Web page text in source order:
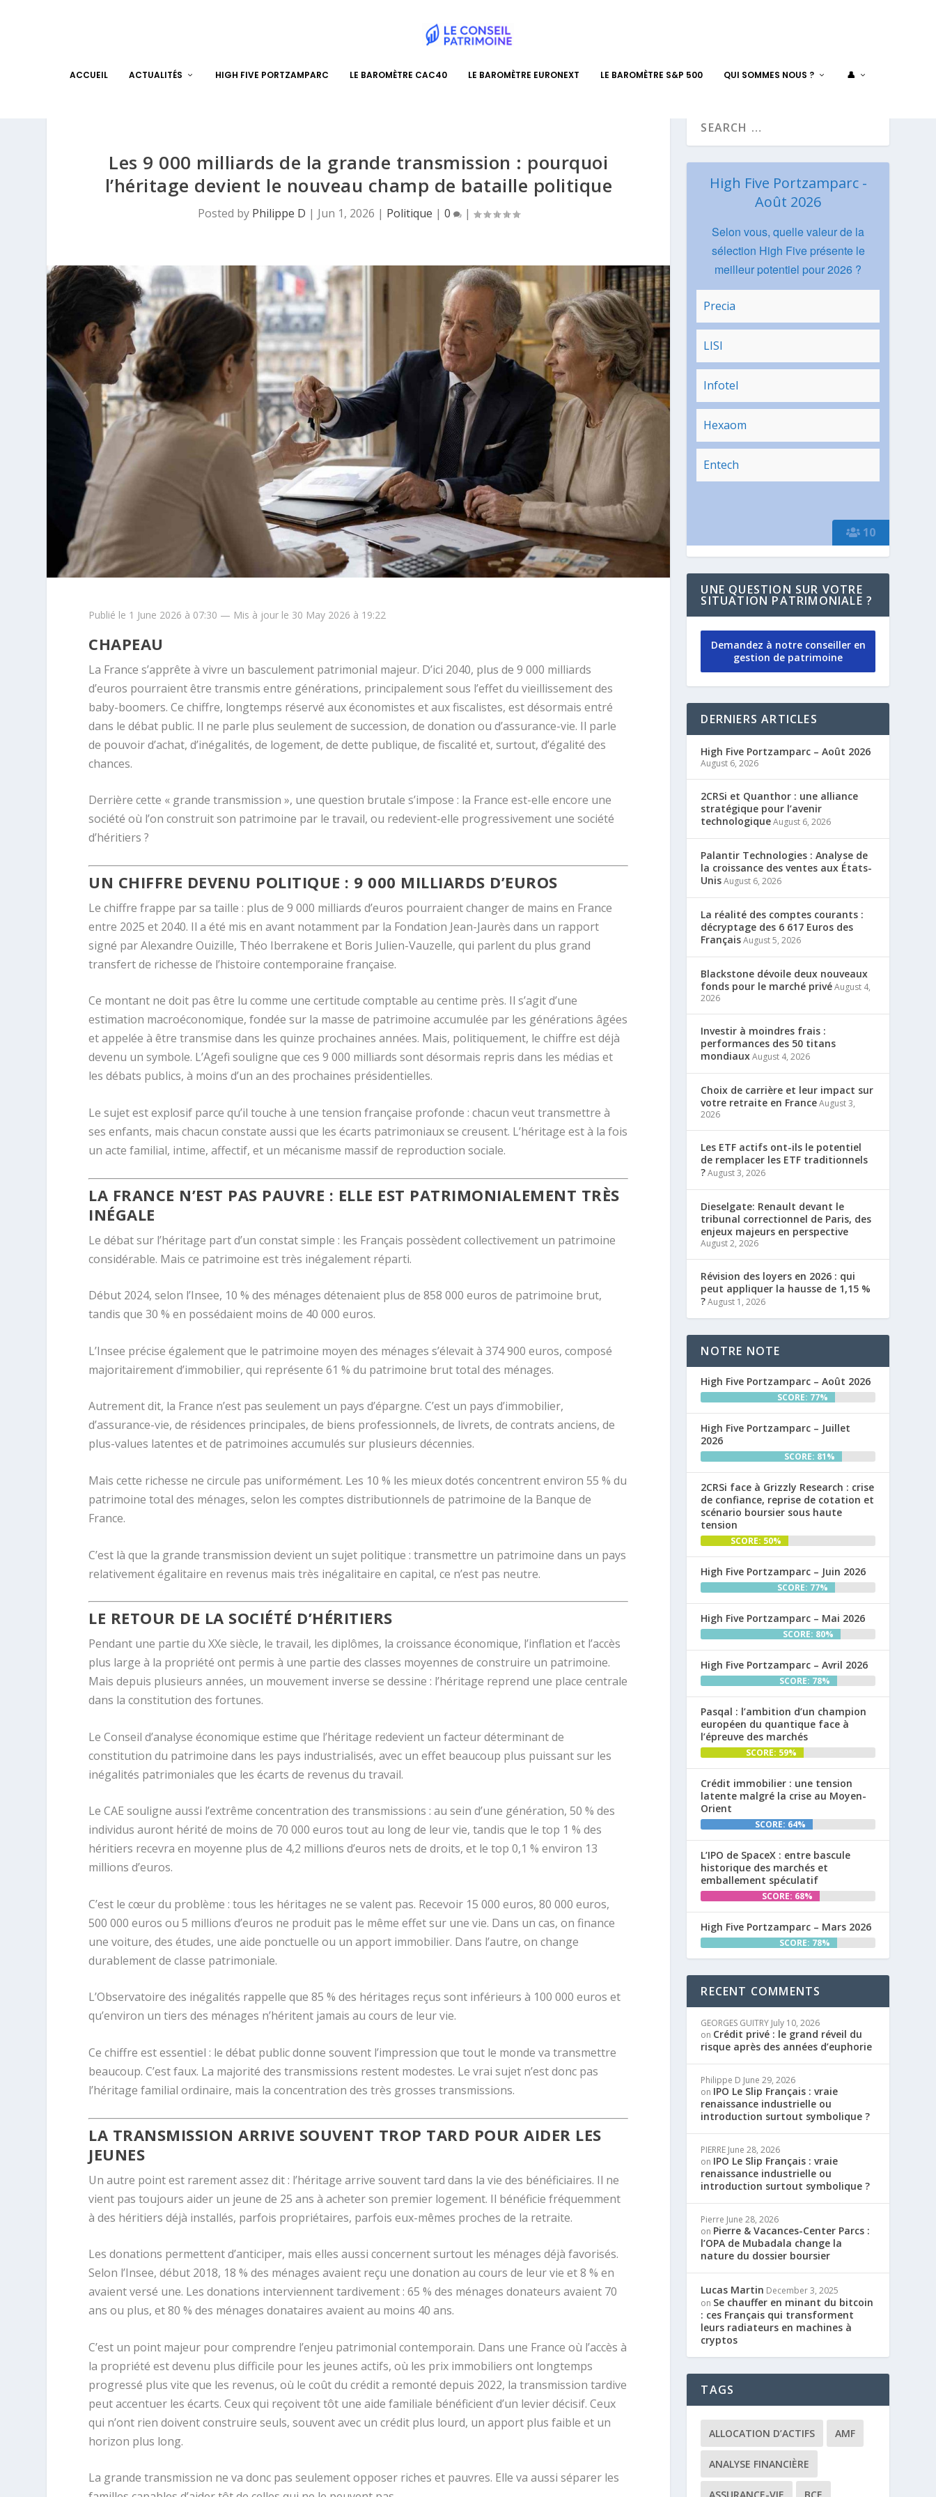
ACCUEIL ACTUALITÉS HIGH FIVE PORTZAMPARC LE BAROMÈTRE CAC40 LE BAROMÈTRE EURONEXT LE BAROMÈTRE S&P 500 QUI SOMMES NOUS ? 👤
Les 9 000 milliards de la grande transmission : pourquoi
l’héritage devient le nouveau champ de bataille politique
Posted by Philippe D | Jun 1, 2026 | Politique | 0 |
Publié le 1 June 2026 à 07:30 — Mis à jour le 30 May 2026 à 19:22
CHAPEAU
La France s’apprête à vivre un basculement patrimonial majeur. D’ici 2040, plus de 9 000 milliards
d’euros pourraient être transmis entre générations, principalement sous l’effet du vieillissement des
baby-boomers. Ce chiffre, longtemps réservé aux économistes et aux fiscalistes, est désormais entré
dans le débat public. Il ne parle plus seulement de succession, de donation ou d’assurance-vie. Il parle
de pouvoir d’achat, d’inégalités, de logement, de dette publique, de fiscalité et, surtout, d’égalité des
chances.
Derrière cette « grande transmission », une question brutale s’impose : la France est-elle encore une
société où l’on construit son patrimoine par le travail, ou redevient-elle progressivement une société
d’héritiers ?
UN CHIFFRE DEVENU POLITIQUE : 9 000 MILLIARDS D’EUROS
Le chiffre frappe par sa taille : plus de 9 000 milliards d’euros pourraient changer de mains en France
entre 2025 et 2040. Il a été mis en avant notamment par la Fondation Jean-Jaurès dans un rapport
signé par Alexandre Ouizille, Théo Iberrakene et Boris Julien-Vauzelle, qui parlent du plus grand
transfert de richesse de l’histoire contemporaine française.
Ce montant ne doit pas être lu comme une certitude comptable au centime près. Il s’agit d’une
estimation macroéconomique, fondée sur la masse de patrimoine accumulée par les générations âgées
et appelée à être transmise dans les quinze prochaines années. Mais, politiquement, le chiffre est déjà
devenu un symbole. L’Agefi souligne que ces 9 000 milliards sont désormais repris dans les médias et
les débats publics, à moins d’un an des prochaines présidentielles.
Le sujet est explosif parce qu’il touche à une tension française profonde : chacun veut transmettre à
ses enfants, mais chacun constate aussi que les écarts patrimoniaux se creusent. L’héritage est à la fois
un acte familial, intime, affectif, et un mécanisme massif de reproduction sociale.
LA FRANCE N’EST PAS PAUVRE : ELLE EST PATRIMONIALEMENT TRÈS
INÉGALE
Le débat sur l’héritage part d’un constat simple : les Français possèdent collectivement un patrimoine
considérable. Mais ce patrimoine est très inégalement réparti.
Début 2024, selon l’Insee, 10 % des ménages détenaient plus de 858 000 euros de patrimoine brut,
tandis que 30 % en possédaient moins de 40 000 euros.
L’Insee précise également que le patrimoine moyen des ménages s’élevait à 374 900 euros, composé
majoritairement d’immobilier, qui représente 61 % du patrimoine brut total des ménages.
Autrement dit, la France n’est pas seulement un pays d’épargne. C’est un pays d’immobilier,
d’assurance-vie, de résidences principales, de biens professionnels, de livrets, de contrats anciens, de
plus-values latentes et de patrimoines accumulés sur plusieurs décennies.
Mais cette richesse ne circule pas uniformément. Les 10 % les mieux dotés concentrent environ 55 % du
patrimoine total des ménages, selon les comptes distributionnels de patrimoine de la Banque de
France.
C’est là que la grande transmission devient un sujet politique : transmettre un patrimoine dans un pays
relativement égalitaire en revenus mais très inégalitaire en capital, ce n’est pas neutre.
LE RETOUR DE LA SOCIÉTÉ D’HÉRITIERS
Pendant une partie du XXe siècle, le travail, les diplômes, la croissance économique, l’inflation et l’accès
plus large à la propriété ont permis à une partie des classes moyennes de construire un patrimoine.
Mais depuis plusieurs années, un mouvement inverse se dessine : l’héritage reprend une place centrale
dans la constitution des fortunes.
Le Conseil d’analyse économique estime que l’héritage redevient un facteur déterminant de
constitution du patrimoine dans les pays industrialisés, avec un effet beaucoup plus puissant sur les
inégalités patrimoniales que les écarts de revenus du travail.
Le CAE souligne aussi l’extrême concentration des transmissions : au sein d’une génération, 50 % des
individus auront hérité de moins de 70 000 euros tout au long de leur vie, tandis que le top 1 % des
héritiers recevra en moyenne plus de 4,2 millions d’euros nets de droits, et le top 0,1 % environ 13
millions d’euros.
C’est le cœur du problème : tous les héritages ne se valent pas. Recevoir 15 000 euros, 80 000 euros,
500 000 euros ou 5 millions d’euros ne produit pas le même effet sur une vie. Dans un cas, on finance
une voiture, des études, une aide ponctuelle ou un apport immobilier. Dans l’autre, on change
durablement de classe patrimoniale.
L’Observatoire des inégalités rappelle que 85 % des héritages reçus sont inférieurs à 100 000 euros et
qu’environ un tiers des ménages n’héritent jamais au cours de leur vie.
Ce chiffre est essentiel : le débat public donne souvent l’impression que tout le monde va transmettre
beaucoup. C’est faux. La majorité des transmissions restent modestes. Le vrai sujet n’est donc pas
l’héritage familial ordinaire, mais la concentration des très grosses transmissions.
LA TRANSMISSION ARRIVE SOUVENT TROP TARD POUR AIDER LES
JEUNES
Un autre point est rarement assez dit : l’héritage arrive souvent tard dans la vie des bénéficiaires. Il ne
vient pas toujours aider un jeune de 25 ans à acheter son premier logement. Il bénéficie fréquemment
à des héritiers déjà installés, parfois propriétaires, parfois eux-mêmes proches de la retraite.
Les donations permettent d’anticiper, mais elles aussi concernent surtout les ménages déjà favorisés.
Selon l’Insee, début 2018, 18 % des ménages avaient reçu une donation au cours de leur vie et 8 % en
avaient versé une. Les donations interviennent tardivement : 65 % des ménages donateurs avaient 70
ans ou plus, et 80 % des ménages donataires avaient au moins 40 ans.
C’est un point majeur pour comprendre l’enjeu patrimonial contemporain. Dans une France où l’accès à
la propriété est devenu plus difficile pour les jeunes actifs, où les prix immobiliers ont longtemps
progressé plus vite que les revenus, où le coût du crédit a remonté depuis 2022, la transmission tardive
peut accentuer les écarts. Ceux qui reçoivent tôt une aide familiale bénéficient d’un levier décisif. Ceux
qui n’ont rien doivent construire seuls, souvent avec un crédit plus lourd, un apport plus faible et un
horizon plus long.
La grande transmission ne va donc pas seulement opposer riches et pauvres. Elle va aussi séparer les
10
High Five Portzamparc -
Août 2026
Selon vous, quelle valeur de la
sélection High Five présente le
meilleur potentiel pour 2026 ?
Precia
LISI
Infotel
Hexaom
Entech
UNE QUESTION SUR VOTRE
SITUATION PATRIMONIALE ?
Demandez à notre conseiller en
gestion de patrimoine
DERNIERS ARTICLES
High Five Portzamparc – Août 2026
August 6, 2026
2CRSi et Quanthor : une alliance
stratégique pour l’avenir
technologiqueAugust 6, 2026
Palantir Technologies : Analyse de
la croissance des ventes aux États-
UnisAugust 6, 2026
La réalité des comptes courants :
décryptage des 6 617 Euros des
FrançaisAugust 5, 2026
Blackstone dévoile deux nouveaux
fonds pour le marché privéAugust 4,
2026
Investir à moindres frais :
performances des 50 titans
mondiauxAugust 4, 2026
Choix de carrière et leur impact sur
votre retraite en FranceAugust 3,
2026
Les ETF actifs ont-ils le potentiel
de remplacer les ETF traditionnels
?August 3, 2026
Dieselgate: Renault devant le
tribunal correctionnel de Paris, des
enjeux majeurs en perspective
August 2, 2026
Révision des loyers en 2026 : qui
peut appliquer la hausse de 1,15 %
?August 1, 2026
NOTRE NOTE
High Five Portzamparc – Août 2026
SCORE: 77%
High Five Portzamparc – Juillet
2026
SCORE: 81%
2CRSi face à Grizzly Research : crise
de confiance, reprise de cotation et
scénario boursier sous haute
tension
SCORE: 50%
High Five Portzamparc – Juin 2026
SCORE: 77%
High Five Portzamparc – Mai 2026
SCORE: 80%
High Five Portzamparc – Avril 2026
SCORE: 78%
Pasqal : l’ambition d’un champion
européen du quantique face à
l’épreuve des marchés
SCORE: 59%
Crédit immobilier : une tension
latente malgré la crise au Moyen-
Orient
SCORE: 64%
L’IPO de SpaceX : entre bascule
historique des marchés et
emballement spéculatif
SCORE: 68%
High Five Portzamparc – Mars 2026
SCORE: 78%
RECENT COMMENTS
GEORGES GUITRY July 10, 2026
on Crédit privé : le grand réveil du
risque après des années d’euphorie
Philippe D June 29, 2026
on IPO Le Slip Français : vraie
renaissance industrielle ou
introduction surtout symbolique ?
PIERRE June 28, 2026
on IPO Le Slip Français : vraie
renaissance industrielle ou
introduction surtout symbolique ?
Pierre June 28, 2026
on Pierre & Vacances-Center Parcs :
l’OPA de Mubadala change la
nature du dossier boursier
Lucas Martin December 3, 2025
on Se chauffer en minant du bitcoin
: ces Français qui transforment
leurs radiateurs en machines à
cryptos
TAGS
ALLOCATION D’ACTIFS AMF
ANALYSE FINANCIÈRE